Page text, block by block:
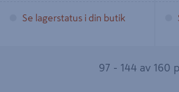
Se lagerstatus i din butik
97 - 144 av 160